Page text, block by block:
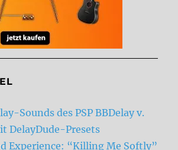
Sounds des PSP BBDelay v.
DelayDude-Presets
Experience: “Killing Me Softly”